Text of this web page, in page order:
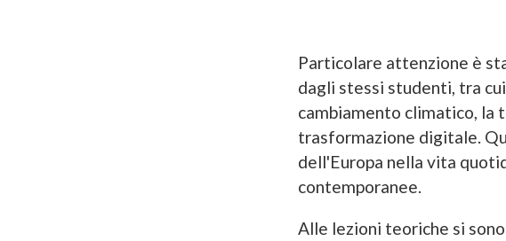
Particolare attenzione è
dagli stessi studenti, tra
cambiamento climatico, la
trasformazione digitale.
dell'Europa nella vita
contemporanee.
Alle lezioni teoriche si